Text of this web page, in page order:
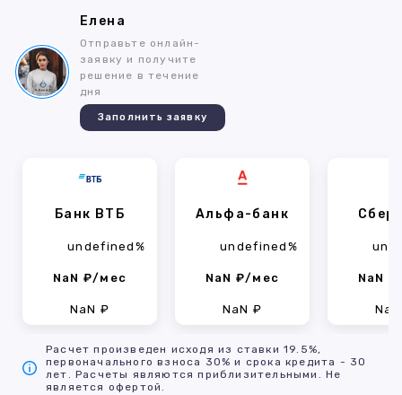
Елена
Отправьте онлайн-
заявку и получите
решение в течение
дня
Заполнить заявку
Банк ВТБ
undefined%
NaN ₽/мес
NaN ₽
Альфа-банк
undefined%
NaN ₽/мес
NaN ₽
NaN
Расчет произведен исходя из ставки 19.5%,
первоначального взноса 30% и срока кредита - 30
лет. Расчеты являются приблизительными. Не
является офертой.